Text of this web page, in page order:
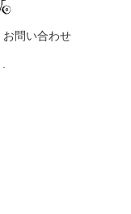
お問い合わせ